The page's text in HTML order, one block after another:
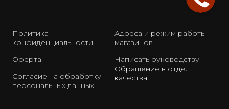
Политика
конфиденциальности
Оферта
Согласие на обработку
персональных данных
Адреса и режим работы
магазинов
Написать руководству
Обращение в отдел
качества